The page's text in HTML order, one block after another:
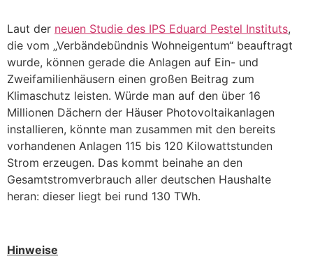
Laut der neuen Studie des IPS Eduard Pestel Instituts,
die vom „Verbändebündnis Wohneigentum“ beauftragt
wurde, können gerade die Anlagen auf Ein- und
Zweifamilienhäusern einen großen Beitrag zum
Klimaschutz leisten. Würde man auf den über 16
Millionen Dächern der Häuser Photovoltaikanlagen
installieren, könnte man zusammen mit den bereits
vorhandenen Anlagen 115 bis 120 Kilowattstunden
Strom erzeugen. Das kommt beinahe an den
Gesamtstromverbrauch aller deutschen Haushalte
heran: dieser liegt bei rund 130 TWh.
Hinweise